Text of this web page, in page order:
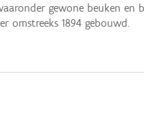
gewone beuken en
omstreeks 1894 gebouwd.